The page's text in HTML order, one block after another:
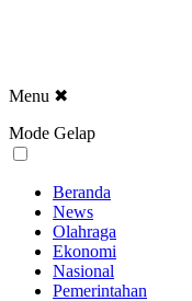
Menu ✖
Mode Gelap
Beranda
News
Olahraga
Ekonomi
Nasional
Pemerintahan